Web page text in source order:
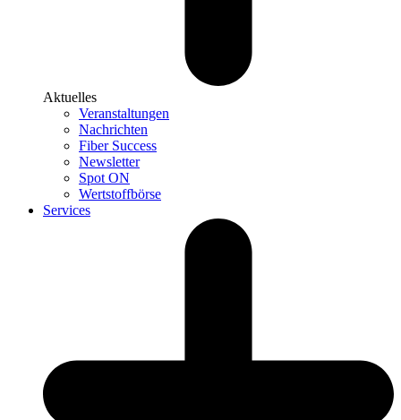
Aktuelles
Veranstaltungen
Nachrichten
Fiber Success
Newsletter
Spot ON
Wertstoffbörse
Services